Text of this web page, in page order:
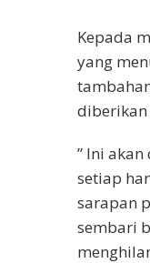
Kepada
yang
diberikan
” Ini
setiap
sarapan
sembari